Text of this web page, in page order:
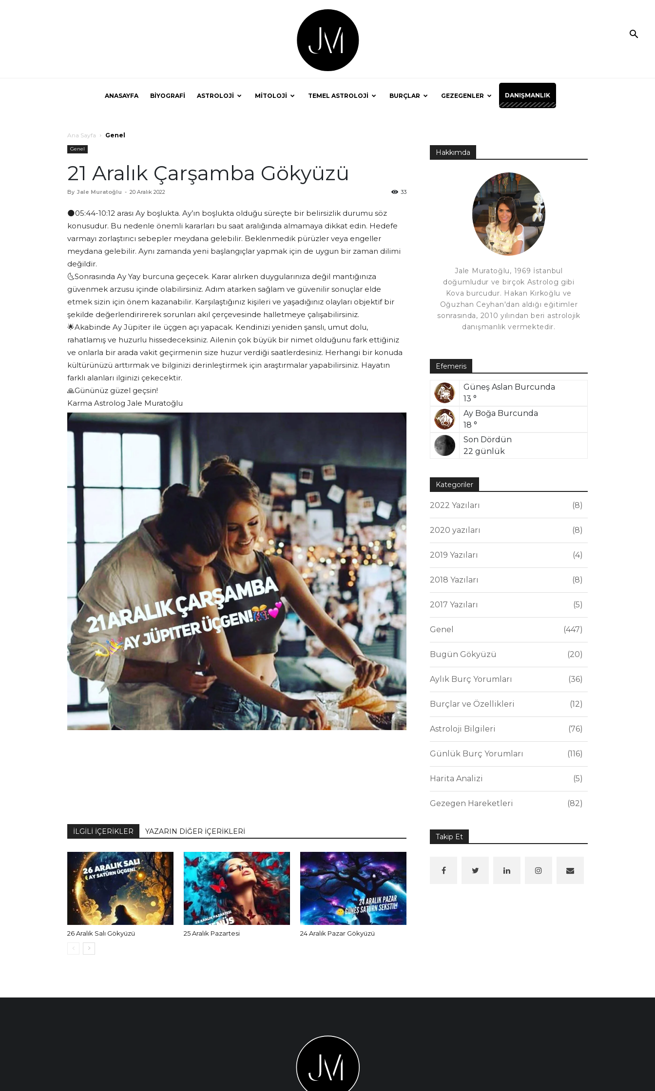
ANASAYFA BİYOGRAFİ ASTROLOJİ MİTOLOJİ TEMEL ASTROLOJİ BURÇLAR GEZEGENLER DANIŞMANLIK
Ana Sayfa Genel
Genel
21 Aralık Çarşamba Gökyüzü
By Jale Muratoğlu - 20 Aralık 2022 33
🌑05:44-10:12 arası Ay boşlukta. Ay’ın boşlukta olduğu süreçte bir belirsizlik durumu söz
konusudur. Bu nedenle önemli kararları bu saat aralığında almamaya dikkat edin. Hedefe
varmayı zorlaştırıcı sebepler meydana gelebilir. Beklenmedik pürüzler veya engeller
meydana gelebilir. Aynı zamanda yeni başlangıçlar yapmak için de uygun bir zaman dilimi
değildir.
🌜Sonrasında Ay Yay burcuna geçecek. Karar alırken duygularınıza değil mantığınıza
güvenmek arzusu içinde olabilirsiniz. Adım atarken sağlam ve güvenilir sonuçlar elde
etmek sizin için önem kazanabilir. Karşılaştığınız kişileri ve yaşadığınız olayları objektif bir
şekilde değerlendirirerek sorunları akıl çerçevesinde halletmeye çalışabilirsiniz.
🌟Akabinde Ay Jüpiter ile üçgen açı yapacak. Kendinizi yeniden şanslı, umut dolu,
rahatlamış ve huzurlu hissedeceksiniz. Ailenin çok büyük bir nimet olduğunu fark ettiğiniz
ve onlarla bir arada vakit geçirmenin size huzur verdiği saatlerdesiniz. Herhangi bir konuda
kültürünüzü arttırmak ve bilginizi derinleştirmek için araştırmalar yapabilirsiniz. Hayatın
farklı alanları ilginizi çekecektir.
🙏Gününüz güzel geçsin!
Karma Astrolog Jale Muratoğlu
İLGİLİ İÇERİKLER YAZARIN DİĞER İÇERİKLERİ
26 Aralık Salı Gökyüzü 25 Aralık Pazartesi 24 Aralık Pazar Gökyüzü
Hakkımda
Jale Muratoğlu, 1969 İstanbul
doğumludur ve birçok Astrolog gibi
Kova burcudur. Hakan Kırkoğlu ve
Oğuzhan Ceyhan'dan aldığı eğitimler
sonrasında, 2010 yılından beri astrolojik
danışmanlık vermektedir.
Efemeris
Güneş Aslan Burcunda
13 °
Ay Boğa Burcunda
18 °
Son Dördün
22 günlük
Kategoriler
2022 Yazıları 8
2020 yazıları 8
2019 Yazıları 4
2018 Yazıları 8
2017 Yazıları 5
Genel 447
Bugün Gökyüzü 20
Aylık Burç Yorumları 36
Burçlar ve Özellikleri 12
Astroloji Bilgileri 76
Günlük Burç Yorumları 116
Harita Analizi 5
Gezegen Hareketleri 82
Takip Et